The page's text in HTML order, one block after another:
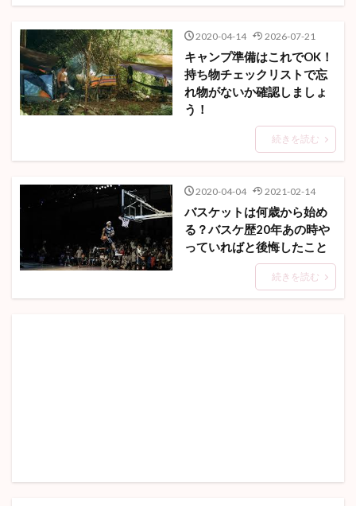
2020-04-14 2026-07-21
キャンプ準備はこれでOK！
持ち物チェックリストで忘
れ物がないか確認しましょ
う！
続きを読む
2020-04-04 2021-02-14
バスケットは何歳から始め
る？バスケ歴20年あの時や
っていればと後悔したこと
続きを読む